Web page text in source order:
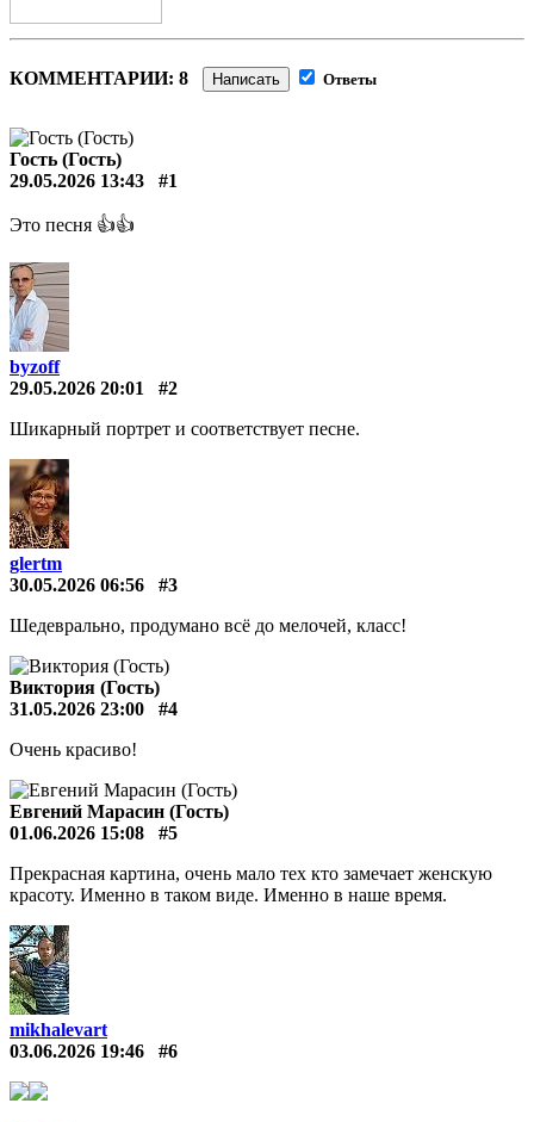
КОММЕНТАРИИ: 8 Написать Ответы
Гость (Гость)
29.05.2026 13:43
#1
Это песня 👍👍
byzoff
29.05.2026 20:01
#2
Шикарный портрет и соответствует песне.
glertm
30.05.2026 06:56
#3
Шедеврально, продумано всё до мелочей, класс!
Виктория (Гость)
31.05.2026 23:00
#4
Очень красиво!
Евгений Марасин (Гость)
01.06.2026 15:08
#5
Прекрасная картина, очень мало тех кто замечает женскую
красоту. Именно в таком виде. Именно в наше время.
mikhalevart
03.06.2026 19:46
#6